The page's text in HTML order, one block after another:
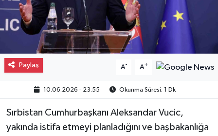
Paylaş A- A+
10.06.2026 - 23:55 Okunma Süresi: 1 Dk
Sırbistan Cumhurbaşkanı Aleksandar Vucic,
yakında istifa etmeyi planladığını ve başbakanlığa
Spor
Eğitim